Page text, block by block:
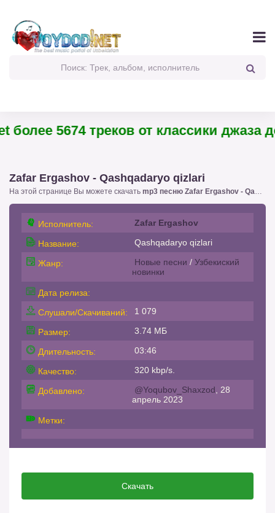
5674 треков от классики джаза до
Zafar Ergashov - Qashqadaryo qizlari
На этой странице Вы можете скачать mp3 песню Zafar Ergashov - Qashqadaryo qizlari
Исполнитель: Zafar Ergashov
Название: Qashqadaryo qizlari
Жанр: Новые песни / Узбекиский
новинки
Дата релиза:
Слушали/Скачиваний:
1 079
Размер: 3.74 МБ
Длительность: 03:46
Качество: 320 kbp/s.
Добавлено: @Yoqubov_Shaxzod , 28
апрель 2023
Метки:
Скачать